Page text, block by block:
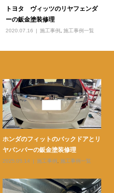
トヨタ ヴィッツのリヤフェンダ
ーの鈑金塗装修理
2020.07.16 施工事例 ,施工事例一覧
ホンダのフィットのバックドアとリ
ヤバンパーの鈑金塗装修理
2025.05.14 施工事例 施工事例一覧